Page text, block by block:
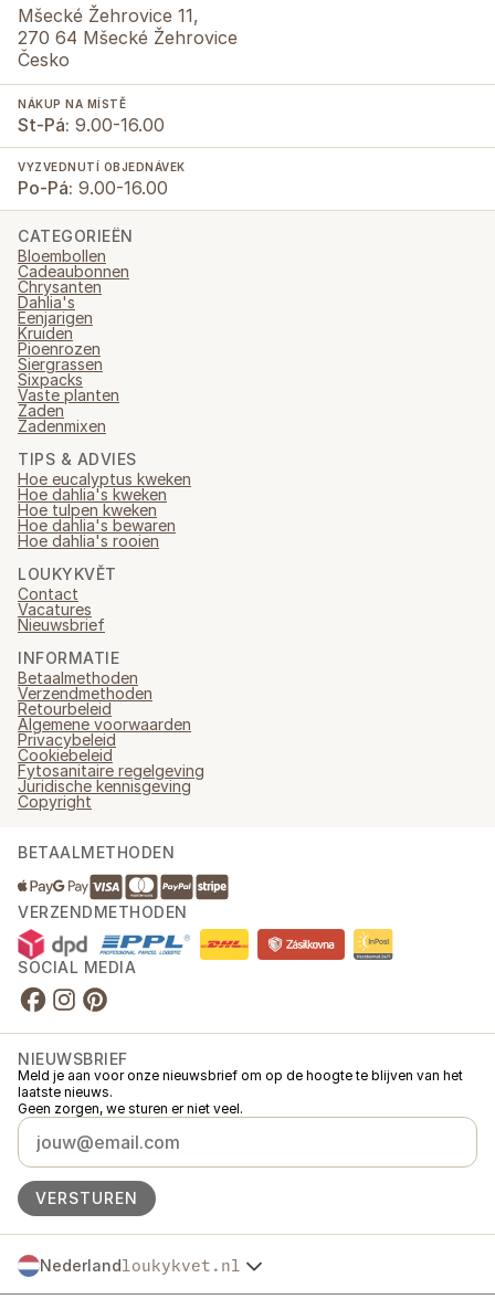
Mšecké Žehrovice 11,
270 64 Mšecké Žehrovice
Česko
NÁKUP NA MÍSTĚ
St-Pá: 9.00-16.00
VYZVEDNUTÍ OBJEDNÁVEK
Po-Pá: 9.00-16.00
CATEGORIEËN
Bloembollen
Cadeaubonnen
Chrysanten
Dahlia's
Eenjarigen
Kruiden
Pioenrozen
Siergrassen
Sixpacks
Vaste planten
Zaden
Zadenmixen
TIPS & ADVIES
Hoe eucalyptus kweken
Hoe dahlia's kweken
Hoe tulpen kweken
Hoe dahlia's bewaren
Hoe dahlia's rooien
LOUKYKVĚT
Contact
Vacatures
Nieuwsbrief
INFORMATIE
Betaalmethoden
Verzendmethoden
Retourbeleid
Algemene voorwaarden
Privacybeleid
Cookiebeleid
Fytosanitaire regelgeving
Juridische kennisgeving
Copyright
BETAALMETHODEN
VERZENDMETHODEN
SOCIAL MEDIA
NIEUWSBRIEF
Meld je aan voor onze nieuwsbrief om op de hoogte te blijven van het
laatste nieuws.
Geen zorgen, we sturen er niet veel.
VERSTUREN
Nederlandloukykvet.nl
Česko